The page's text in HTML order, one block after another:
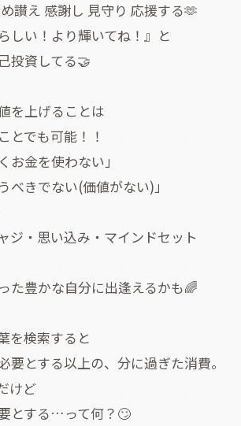
讃え 感謝し 見守り 応援する🫶
しい！より輝いてね！』と
投資してる🤝
を上げることは
とでも可能！！
お金を使わない」
べきでない(価値がない)」
ジ・思い込み・マインドセット
た豊かな自分に出逢えるかも🌈
を検索すると
とする以上の、分に過ぎた消費。
けど
とする…って何？🙄